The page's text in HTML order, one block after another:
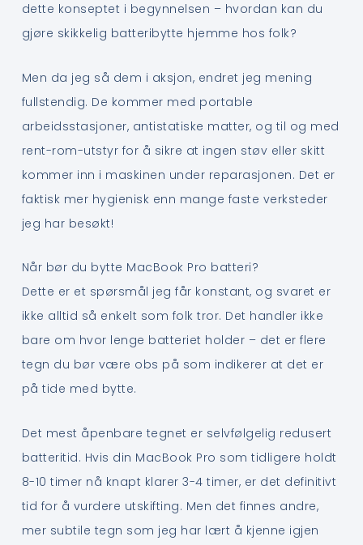
dette konseptet i begynnelsen – hvordan kan du
gjøre skikkelig batteribytte hjemme hos folk?
Men da jeg så dem i aksjon, endret jeg mening
fullstendig. De kommer med portable
arbeidsstasjoner, antistatiske matter, og til og med
rent-rom-utstyr for å sikre at ingen støv eller skitt
kommer inn i maskinen under reparasjonen. Det er
faktisk mer hygienisk enn mange faste verksteder
jeg har besøkt!
Når bør du bytte MacBook Pro batteri?
Dette er et spørsmål jeg får konstant, og svaret er
ikke alltid så enkelt som folk tror. Det handler ikke
bare om hvor lenge batteriet holder – det er flere
tegn du bør være obs på som indikerer at det er
på tide med bytte.
Det mest åpenbare tegnet er selvfølgelig redusert
batteritid. Hvis din MacBook Pro som tidligere holdt
8-10 timer nå knapt klarer 3-4 timer, er det definitivt
tid for å vurdere utskifting. Men det finnes andre,
mer subtile tegn som jeg har lært å kjenne igjen